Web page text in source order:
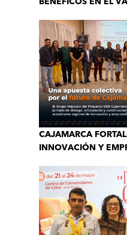
BENÉFICOS EN EL
CAJAMARCA
INNOVACIÓN Y